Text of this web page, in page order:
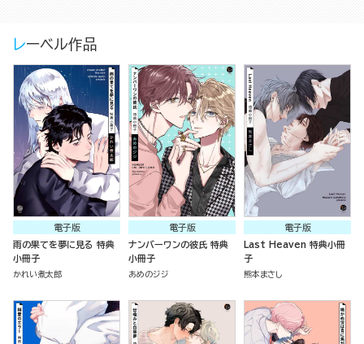
レーベル作品
電子版
雨の果てを夢に見る 特典
小冊子
かれい煮太郎
電子版
ナンバーワンの彼氏 特典
小冊子
あめのジジ
電子版
Last Heaven 特典小冊
子
熊本まさし